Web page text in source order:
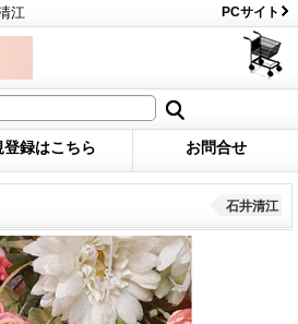
江 PCサイト
登録はこちら お問合せ
石井清江